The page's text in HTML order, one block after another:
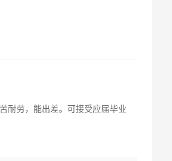
耐劳，能出差。可接受应届毕业